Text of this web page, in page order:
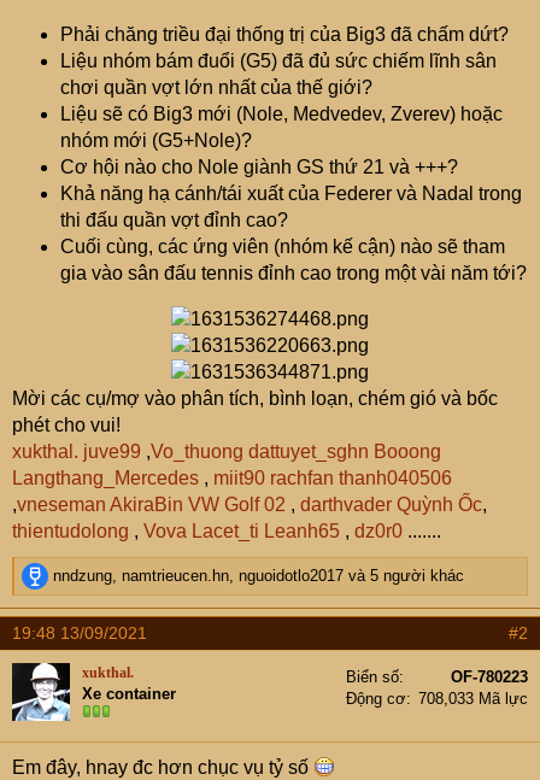
Phải chăng triều đại thống trị của Big3 đã chấm dứt?
Liệu nhóm bám đuổi (G5) đã đủ sức chiếm lĩnh sân
chơi quần vợt lớn nhất của thế giới?
Liệu sẽ có Big3 mới (Nole, Medvedev, Zverev) hoặc
nhóm mới (G5+Nole)?
Cơ hội nào cho Nole giành GS thứ 21 và +++?
Khả năng hạ cánh/tái xuất của Federer và Nadal trong
thi đấu quần vợt đỉnh cao?
Cuối cùng, các ứng viên (nhóm kế cận) nào sẽ tham
gia vào sân đấu tennis đỉnh cao trong một vài năm tới?
Mời các cụ/mợ vào phân tích, bình loạn, chém gió và bốc
phét cho vui!
xukthal. juve99 ,Vo_thuong dattuyet_sghn Booong
Langthang_Mercedes , miit90 rachfan thanh040506
,vneseman AkiraBin VW Golf 02 , darthvader Quỳnh Ốc,
thientudolong , Vova Lacet_ti Leanh65 , dz0r0 .......
R
e
a
c
t
i
o
n
s
:
nndzung, namtrieucen.hn, nguoidotlo2017 và 5 người khác
19:48 13/09/2021 #2
xukthal.
Xe container
Biển số
OF-780223
Động cơ
708,033 Mã lực
Em đây, hnay đc hơn chục vụ tỷ số